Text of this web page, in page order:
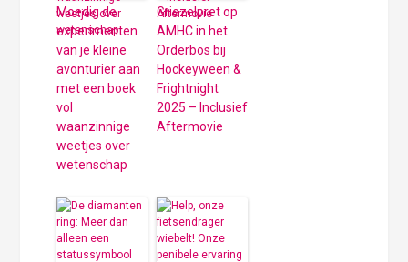
Moedig de
experimenten
van je kleine
avonturier aan
met een boek
vol
waanzinnige
weetjes over
wetenschap
Griezelpret op
AMHC in het
Orderbos bij
Hockeyween &
Frightnight
2025 – Inclusief
Aftermovie